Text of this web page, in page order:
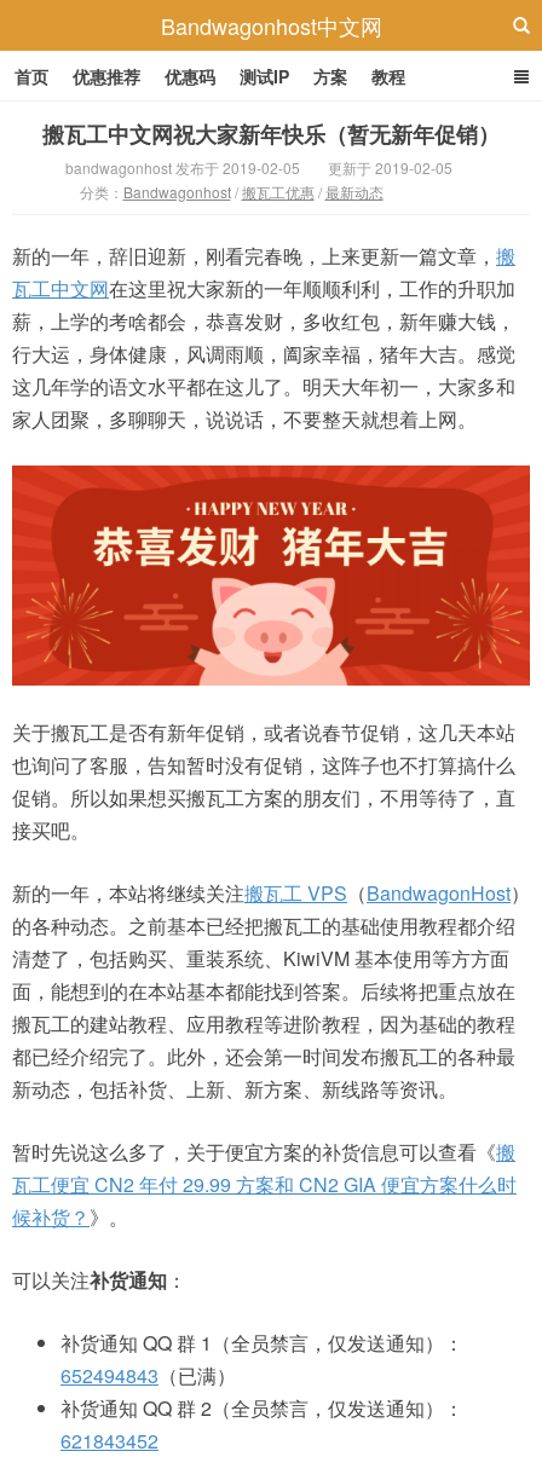
Bandwagonhost中文网
首页 优惠推荐 优惠码 测试IP 方案 教程
搬瓦工中文网祝大家新年快乐（暂无新年促销）
bandwagonhost 发布于 2019-02-05
更新于 2019-02-05
分类： Bandwagonhost/搬瓦工优惠/最新动态
新的一年，辞旧迎新，刚看完春晚，上来更新一篇文章， 搬
瓦工中文网在这里祝大家新的一年顺顺利利，工作的升职加
薪，上学的考啥都会，恭喜发财，多收红包，新年赚大钱，
行大运，身体健康，风调雨顺，阖家幸福，猪年大吉。感觉
这几年学的语文水平都在这儿了。明天大年初一，大家多和
家人团聚，多聊聊天，说说话，不要整天就想着上网。
关于搬瓦工是否有新年促销，或者说春节促销，这几天本站
也询问了客服，告知暂时没有促销，这阵子也不打算搞什么
促销。所以如果想买搬瓦工方案的朋友们，不用等待了，直
接买吧。
新的一年，本站将继续关注搬瓦工 VPS （BandwagonHost）
的各种动态。之前基本已经把搬瓦工的基础使用教程都介绍
清楚了，包括购买、重装系统、KiwiVM 基本使用等方方面
面，能想到的在本站基本都能找到答案。后续将把重点放在
搬瓦工的建站教程、应用教程等进阶教程，因为基础的教程
都已经介绍完了。此外，还会第一时间发布搬瓦工的各种最
新动态，包括补货、上新、新方案、新线路等资讯。
暂时先说这么多了，关于便宜方案的补货信息可以查看《搬
瓦工便宜 CN2 年付 29.99 方案和 CN2 GIA 便宜方案什么时
候补货？ 》。
可以关注补货通知 ：
补货通知 QQ 群 1（全员禁言，仅发送通知）：
652494843 （已满）
补货通知 QQ 群 2（全员禁言，仅发送通知）：
621843452